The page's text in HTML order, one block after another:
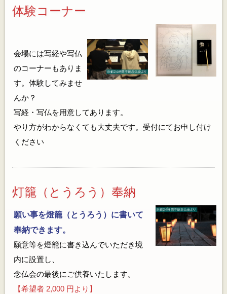
体験コーナー
会場には写経や写仏
のコーナーもありま
す。体験してみませ
んか？
写経・写仏を用意してあります。
やり方がわからなくても大丈夫です。受付にてお申し付け
ください
灯籠（とうろう）奉納
願い事を燈籠（とうろう）に書いて
奉納できます。
願意等を燈籠に書き込んでいただき境
内に設置し、
念仏会の最後にご供養いたします。
【希望者 2,000 円より】